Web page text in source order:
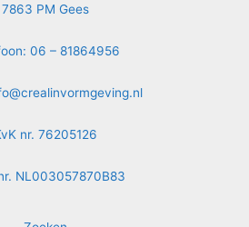
7863 PM Gees
06 – 81864956
nr. 76205126
NL003057870B83